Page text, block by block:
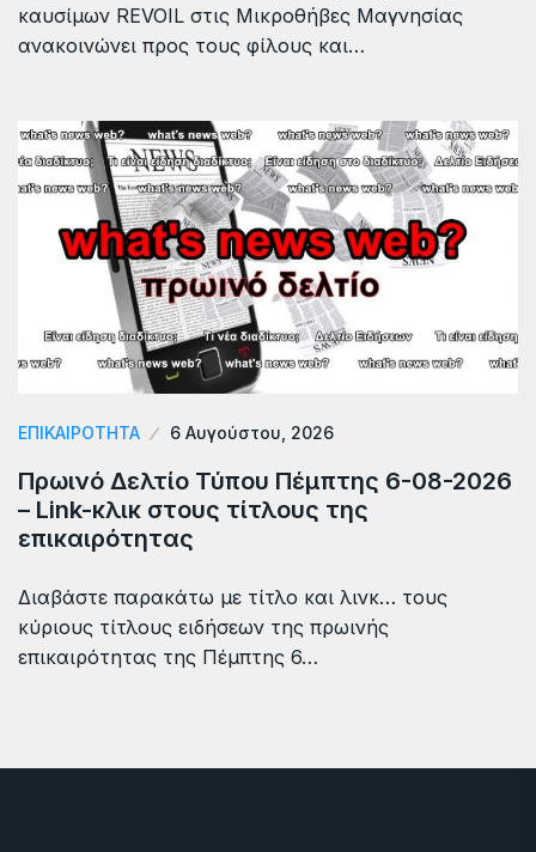
καυσίμων REVOIL στις Μικροθήβες Μαγνησίας
ανακοινώνει προς τους φίλους και…
ΕΠΙΚΑΙΡΟΤΗΤΑ 6 Αυγούστου, 2026
Πρωινό Δελτίο Τύπου Πέμπτης 6-08-2026
– Link-κλικ στους τίτλους της
επικαιρότητας
Διαβάστε παρακάτω με τίτλο και λινκ… τους
κύριους τίτλους ειδήσεων της πρωινής
επικαιρότητας της Πέμπτης 6…